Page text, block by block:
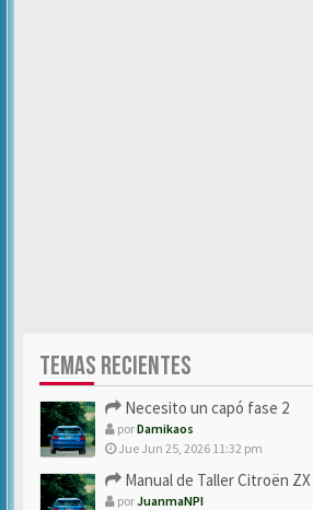
TEMAS RECIENTES
Necesito un capó fase 2
porDamikaos
Jue Jun 25, 2026 11:32 pm
Manual de Taller Citroën ZX
porJuanmaNPI